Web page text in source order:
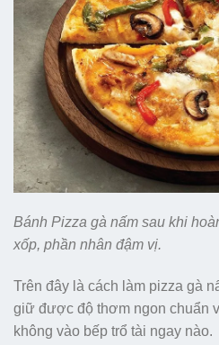
Bánh Pizza gà nấm sau khi
xốp, phần nhân đậm vị.
Trên đây là cách làm pizza gà
giữ được độ thơm ngon chuẩn
không vào bếp trổ tài ngay nào.